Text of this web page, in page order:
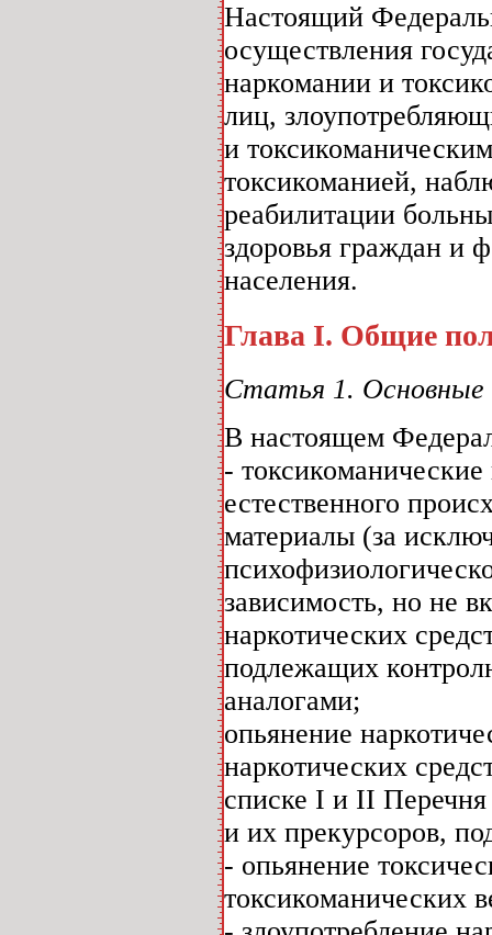
Настоящий
осуществления
наркомании и
лиц,
и
токсикоманией,
реабилитации
здоровья граждан и
населения.
Глава I. Общие
Статья 1. Основные
В настоящем
-
естественного
материалы (за
зависимость, но не
наркотических
подлежащих
аналогами;
опьянение
наркотических
списке I и II Перечня
и их прекурсоров,
- опьянение
токсикоманических